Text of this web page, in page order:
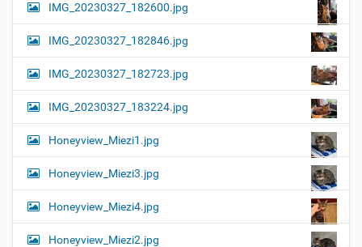
IMG_20230327_182600.jpg
IMG_20230327_182846.jpg
IMG_20230327_182723.jpg
IMG_20230327_183224.jpg
Honeyview_Miezi1.jpg
Honeyview_Miezi3.jpg
Honeyview_Miezi4.jpg
Honeyview_Miezi2.jpg